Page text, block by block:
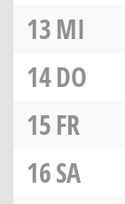
13MI
14DO
15FR
16SA